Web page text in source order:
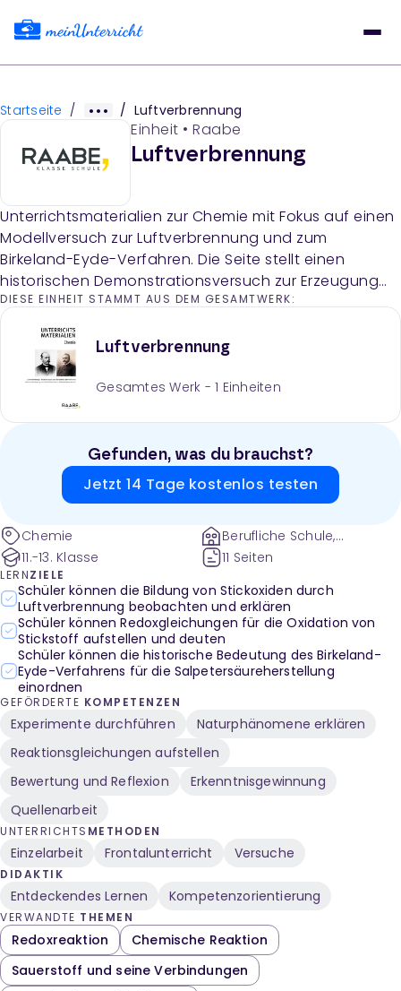
Startseite / / Luftverbrennung
Einheit • Raabe
Luftverbrennung
Unterrichtsmaterialien zur Chemie mit Fokus auf einen
Modellversuch zur Luftverbrennung und zum
Birkeland-Eyde-Verfahren. Die Seite stellt einen
historischen Demonstrationsversuch zur Erzeugung
von Stickstoffmonoxid vor.
DIESE EINHEIT STAMMT AUS DEM GESAMTWERK:
Luftverbrennung
Gesamtes Werk - 1 Einheiten
Gefunden, was du brauchst?
Jetzt 14 Tage kostenlos testen
Chemie
11.-13. Klasse
Berufliche Schule,
Gymnasium
11 Seiten
LERNZIELE
Schüler können die Bildung von Stickoxiden durch
Luftverbrennung beobachten und erklären
Schüler können Redoxgleichungen für die Oxidation von
Stickstoff aufstellen und deuten
Schüler können die historische Bedeutung des Birkeland-
Eyde-Verfahrens für die Salpetersäureherstellung
einordnen
GEFÖRDERTE KOMPETENZEN
Experimente durchführen
Naturphänomene erklären
Reaktionsgleichungen aufstellen
Bewertung und Reflexion
Erkenntnisgewinnung
Quellenarbeit
UNTERRICHTS METHODEN
Einzelarbeit Frontalunterricht Versuche
DIDAKTIK
Entdeckendes Lernen Kompetenzorientierung
VERWANDTE THEMEN
Redoxreaktion
Chemische Reaktion
Sauerstoff und seine Verbindungen